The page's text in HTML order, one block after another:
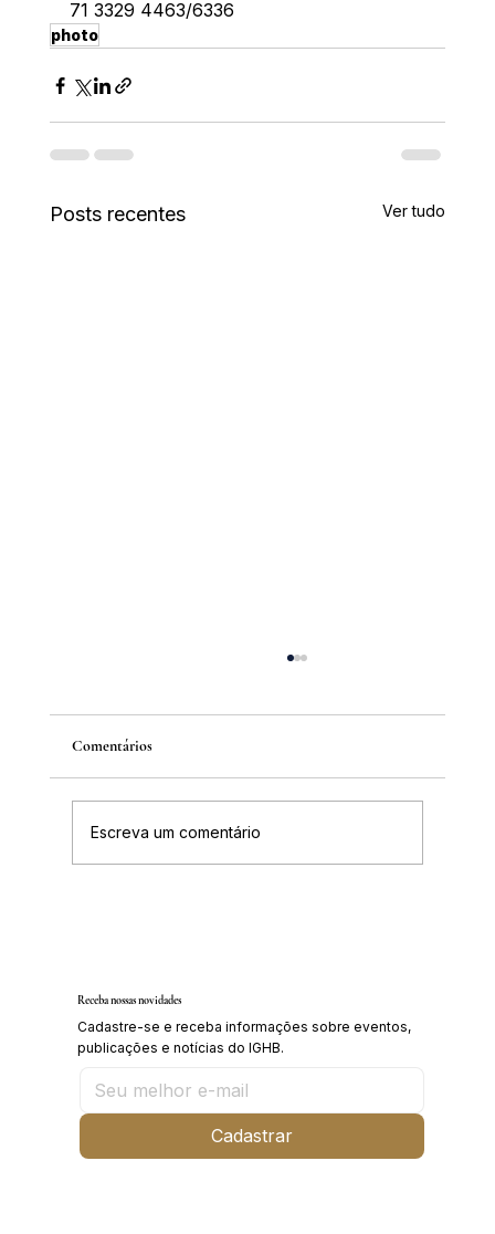
71 3329 4463/6336
photo
Posts recentes Ver tudo
Comentários
Escreva um comentário
Receba nossas novidades
Cadastre-se e receba informações sobre eventos,
publicações e notícias do IGHB.
Cadastrar